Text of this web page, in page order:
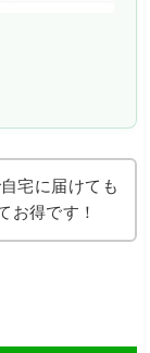
宅に届けても
お得です！